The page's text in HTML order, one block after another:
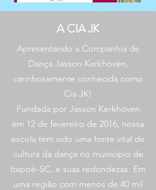
A CIA JK
Apresentando a Companhia de
Dança Jasson Kerkhoven,
carinhosamente conhecida como
Cia JK!
Fundada por Jasson Kerkhoven
em 12 de fevereiro de 2016, nossa
escola tem sido uma fonte vital de
cultura da dança no município de
Itapoá–SC, e suas redondezas. Em
uma região com menos de 40 mil